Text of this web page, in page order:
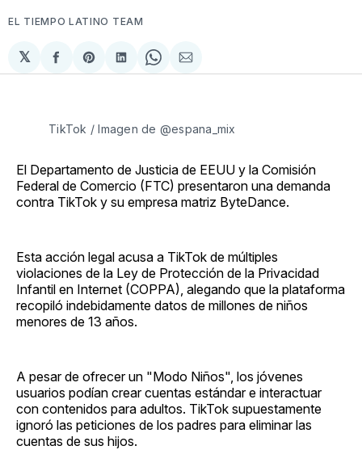
EL TIEMPO LATINO TEAM
𝕏
Compartir
en
Share
on
Compartir
en
Share
on
Compartir
via
TikTok / Imagen de @espana_mix
El Departamento de Justicia de EEUU y la Comisión
Federal de Comercio (FTC) presentaron una demanda
contra TikTok y su empresa matriz ByteDance.
Esta acción legal acusa a TikTok de múltiples
violaciones de la Ley de Protección de la Privacidad
Infantil en Internet (COPPA), alegando que la plataforma
recopiló indebidamente datos de millones de niños
menores de 13 años.
A pesar de ofrecer un "Modo Niños", los jóvenes
usuarios podían crear cuentas estándar e interactuar
con contenidos para adultos. TikTok supuestamente
ignoró las peticiones de los padres para eliminar las
cuentas de sus hijos.